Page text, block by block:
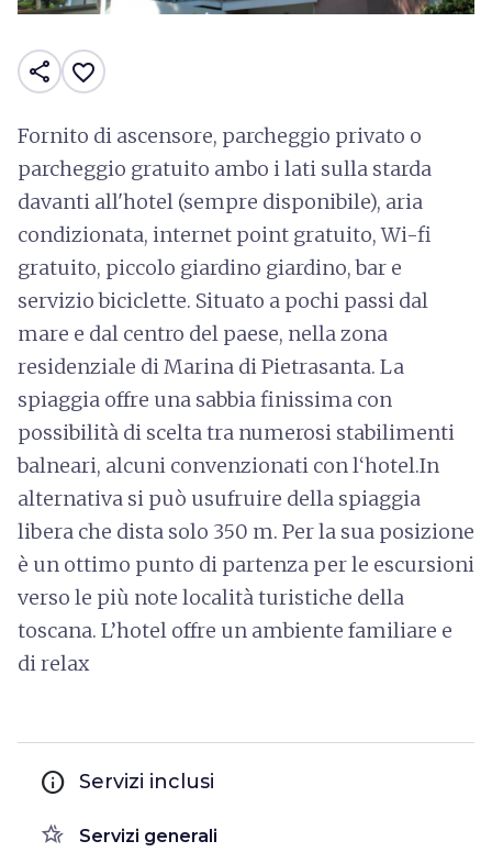
share favorite_border
Fornito di ascensore, parcheggio privato o
parcheggio gratuito ambo i lati sulla starda
davanti all'hotel (sempre disponibile), aria
condizionata, internet point gratuito, Wi-fi
gratuito, piccolo giardino giardino, bar e
servizio biciclette. Situato a pochi passi dal
mare e dal centro del paese, nella zona
residenziale di Marina di Pietrasanta. La
spiaggia offre una sabbia finissima con
possibilità di scelta tra numerosi stabilimenti
balneari, alcuni convenzionati con l‘hotel.In
alternativa si può usufruire della spiaggia
libera che dista solo 350 m. Per la sua posizione
è un ottimo punto di partenza per le escursioni
verso le più note località turistiche della
toscana. L’hotel offre un ambiente familiare e
di relax
info Servizi inclusi
hotel_class Servizi generali